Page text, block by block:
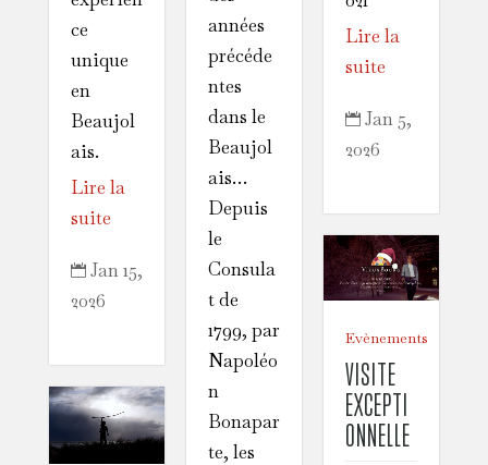
ce
unique
en
Beaujol
ais.
Lire la
suite
 Jan 15,
2026
années
précéde
ntes
dans le
Beaujol
ais…
Depuis
le
Consula
t de
1799, par
Napoléo
n
Bonapar
te, les
Lire la
suite
 Jan 5,
2026
Evènements
VISITE
EXCEPTI
ONNELLE